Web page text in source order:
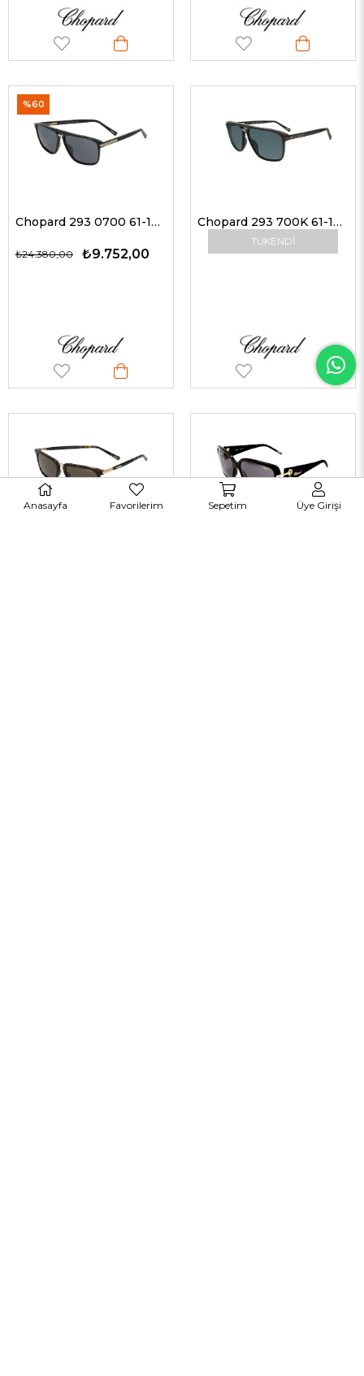
Chopard 293 0700 61-13 Erkek Güneş Gözlükleri
₺9.752,00
₺24.380,00
%60
TÜKENDI
Chopard 293 700K 61-13 G Unisex Güneş Gözlükleri
Anasayfa Favorilerim Sepetim Üye Girişi